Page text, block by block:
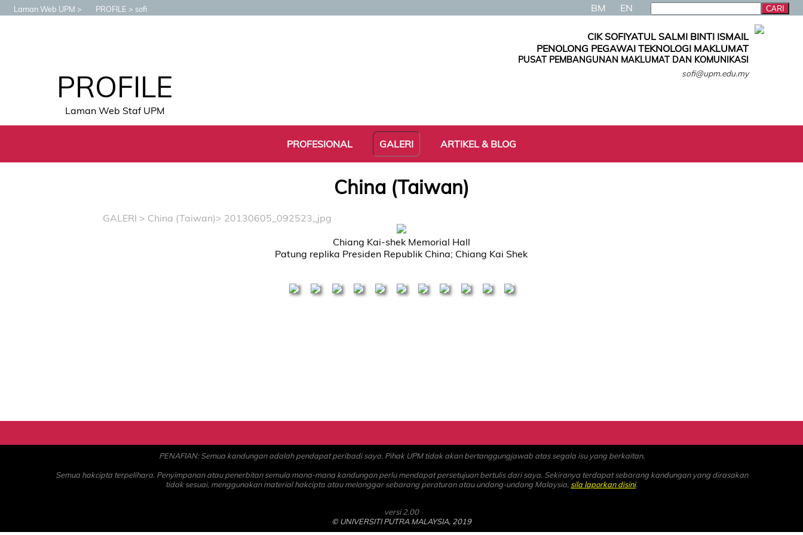
Laman Web UPM PROFILE sofi BM EN
PROFILE
Laman Web Staf UPM
CIK SOFIYATUL SALMI BINTI ISMAIL
PENOLONG PEGAWAI TEKNOLOGI MAKLUMAT
PUSAT PEMBANGUNAN MAKLUMAT DAN KOMUNIKASI
sofi@upm.edu.my
PROFESIONAL GALERI ARTIKEL & BLOG
China (Taiwan)
GALERI > China (Taiwan)> 20130605_092523_jpg
Chiang Kai-shek Memorial Hall
Patung replika Presiden Republik China; Chiang Kai Shek
PENAFIAN: Semua kandungan adalah pendapat peribadi saya. Pihak UPM tidak akan bertanggungjawab atas segala isu yang berkaitan.
Semua hakcipta terpelihara. Penyimpanan atau penerbitan semula mana-mana kandungan perlu mendapat persetujuan bertulis dari saya. Sekiranya terdapat sebarang kandungan yang dirasakan
tidak sesuai, menggunakan material hakcipta atau melanggar sebarang peraturan atau undang-undang Malaysia, sila laporkan disini.
versi 2.00
© UNIVERSITI PUTRA MALAYSIA, 2019